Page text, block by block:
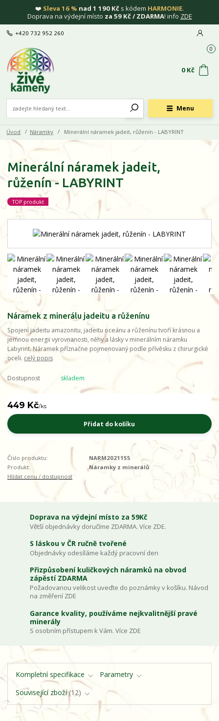
❤️ Sleva 16 % nad 1 190 Kč s kódem HARMONIE.
Doprava na výdejní místo za 59 Kč / ZDARMA! info ZDE
Menu
+420 732 952 260
0
0 Kč
Úvod Náramky Minerální náramek jadeit, růženín - LABYRINT
Minerální náramek jadeit,
růženín - LABYRINT
TOP produkt
Náramek z minerálu jadeitu a růženínu
Spojení jadeitu amazonitu, jadeitu oceánu a růženínu tvoří krásnou a
jemnou energii vyrovnanosti, něhy a lásky v minerálním náramku
Labyrint. Náramek příznačne pojmenovaný podle přívěsku z chirurgické
oceli. celý popis
Dostupnost skladem
449 Kč/ks
Přidat do košíku
Číslo produktu:
NARM2021155
Produkt:
Náramky z minerálů
Hlídat cenu / dostupnost
Doprava na výdejní místo za 59Kč
Větší objednávky doručíme ZDARMA. Více ZDE.
S láskou v ČR ručně tvořené
Objednávky odesíláme každý pracovní den
Přizpůsobení kuličkových náramků na obvod
zápěstí ZDARMA
Požadovanou velikost uveďte do poznámky v košíku. Návod
na změření ZDE
Garance kvality, používáme nejkvalitnější pravé
minerály
S osobním přístupem k Vám. Více ZDE
Kompletní specifikace
Parametry
Související zboží 12